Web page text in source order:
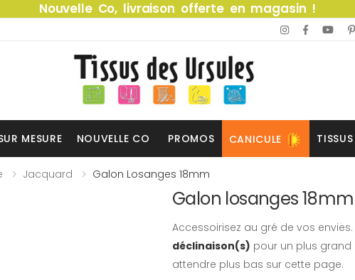
Nouvelle Co, livraison offerte en magasin !
MESURE NOUVELLE CO PROMOS CANICULE
Jacquard Galon Losanges 18mm
Galon losanges 18mm
Accessoirisez au gré de vos
déclinaison(s) pour un plus grand
attendre plus bas sur cette page.